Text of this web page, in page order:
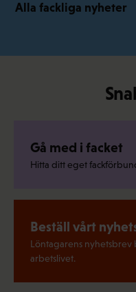
Alla fackliga nyheter
Gå med i facket
Hitta ditt eget
Beställ vårt
Löntagarens nyhetsbrev
arbetslivet.